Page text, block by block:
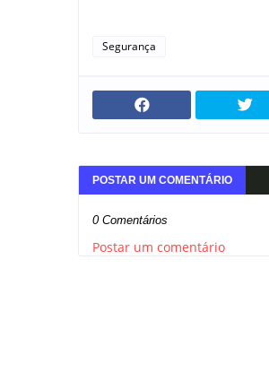
Segurança
POSTAR UM COMENTÁRIO
0 Comentários
Postar um comentário